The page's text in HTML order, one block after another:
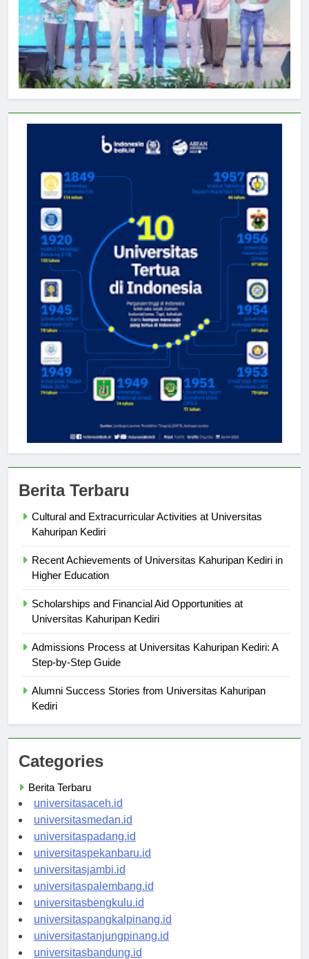
Berita Terbaru
Cultural and Extracurricular Activities at Universitas
Kahuripan Kediri
Recent Achievements of Universitas Kahuripan Kediri in
Higher Education
Scholarships and Financial Aid Opportunities at
Universitas Kahuripan Kediri
Admissions Process at Universitas Kahuripan Kediri: A
Step-by-Step Guide
Alumni Success Stories from Universitas Kahuripan
Kediri
Categories
Berita Terbaru
universitasaceh.id
universitasmedan.id
universitaspadang.id
universitaspekanbaru.id
universitasjambi.id
universitaspalembang.id
universitasbengkulu.id
universitaspangkalpinang.id
universitastanjungpinang.id
universitasbandung.id